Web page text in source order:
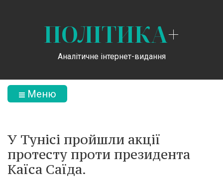
ПОЛІТИКА+
Аналітичне інтернет-видання
Меню
У Тунісі пройшли акції
протесту проти президента
Каїса Саїда.